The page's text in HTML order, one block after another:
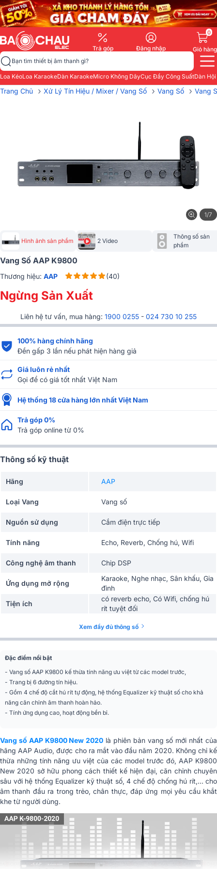
Trả góp Đăng nhập
0
Giỏ hàng
Bạn tìm thiết bị âm thanh gì?
Loa KéoLoa KaraokeDàn KaraokeMicro Không DâyCục Đẩy Công SuấtDàn
Trang Chủ › Xử Lý Tín Hiệu / Mixer / Vang Số › Vang Số › Vang
1/7
Hình ảnh sản phẩm 2 Video
Thông số sản
phẩm
Vang Số AAP K9800
Thương hiệu: AAP (40)
Ngừng Sản Xuất
Liên hệ tư vấn, mua hàng: 1900 0255 - 024 730 10 255
100% hàng chính hãng
Đền gấp 3 lần nếu phát hiện hàng giả
Giá luôn rẻ nhất
Gọi để có giá tốt nhất Việt Nam
Hệ thống 18 cửa hàng lớn nhất Việt Nam
Trả góp 0%
Trả góp online từ 0%
Thông số kỹ thuật
Hãng AAP
Loại Vang Vang số
Nguồn sử dụng Cắm điện trực tiếp
Tính năng Echo, Reverb, Chống hú, Wifi
Công nghệ âm thanh Chip DSP
Ứng dụng mở rộng
Karaoke, Nghe nhạc, Sân khấu, Gia
đình
Tiện ích
có reverb echo, Có Wifi, chống hú
rít tuyệt đối
Có
Kích thước
Nhập khẩu & Phân
phối
CÔNG TY ĐẦU TƯ THƯƠNG MẠI
TÂN CƯỜNG
Xem đầy đủ thông số
Đặc điểm nổi bật
- Vang số AAP K9800 kế thừa tính năng ưu việt từ các model trước,
- Trang bị 6 đường tín hiệu.
- Gồm 4 chế độ cắt hú rít tự động, hệ thống Equalizer kỹ thuật số cho khả
năng căn chỉnh âm thanh hoàn hảo.
- Tính ứng dụng cao, hoạt động bền bỉ.
Vang số AAP K9800 New 2020 là phiên bản vang số mới nhất của
hãng AAP Audio, được cho ra mắt vào đầu năm 2020. Không chỉ kế
thừa những tính năng ưu việt của các model trước đó, AAP K9800
New 2020 sở hữu phong cách thiết kế hiện đại, căn chỉnh chuyên
sâu với hệ thống Equalizer kỹ thuật số, 4 chế độ chống hú rít,… cho
âm thanh đầu ra trong trẻo, chân thực, đáp ứng mọi yêu cầu khắt
khe từ người dùng.